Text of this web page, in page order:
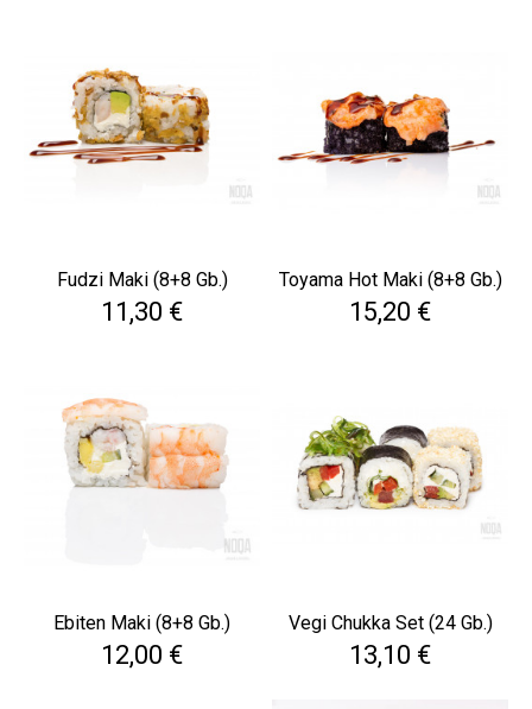
Fudzi Maki (8+8 Gb.)
Cena
11,30 €
Toyama Hot Maki (8+8 Gb.)
Cena
15,20 €
Ebiten Maki (8+8 Gb.)
Cena
12,00 €
Vegi Chukka Set (24 Gb.)
Cena
13,10 €